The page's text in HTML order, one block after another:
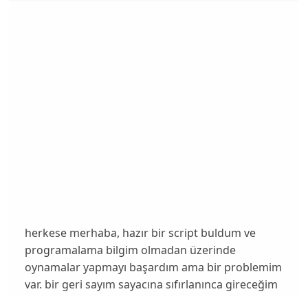
herkese merhaba, hazır bir script buldum ve
programalama bilgim olmadan üzerinde
oynamalar yapmayı başardım ama bir problemim
var. bir geri sayım sayacına sıfırlanınca gireceğim